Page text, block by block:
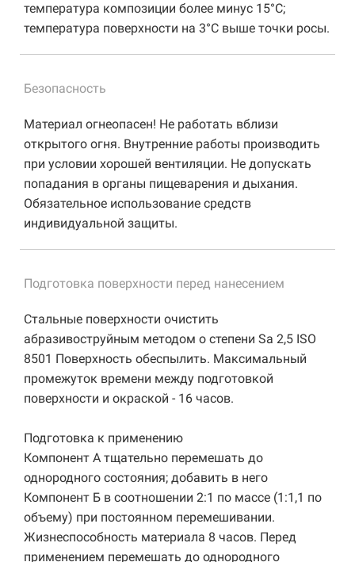
температура композиции более минус 15°C;
температура поверхности на 3°C выше точки росы.
Безопасность
Материал огнеопасен! Не работать вблизи
открытого огня. Внутренние работы производить
при условии хорошей вентиляции. Не допускать
попадания в органы пищеварения и дыхания.
Обязательное использование средств
индивидуальной защиты.
Подготовка поверхности перед нанесением
Стальные поверхности очистить
абразивоструйным методом о степени Sa 2,5 ISO
8501 Поверхность обеспылить. Максимальный
промежуток времени между подготовкой
поверхности и окраской - 16 часов.
Подготовка к применению
Компонент А тщательно перемешать до
однородного состояния; добавить в него
Компонент Б в соотношении 2:1 по массе (1:1,1 по
объему) при постоянном перемешивании.
Жизнеспособность материала 8 часов. Перед
применением перемешать до однородного